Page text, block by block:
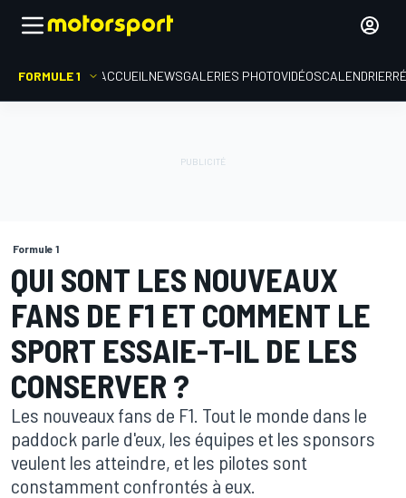
FORMULE 1 ACCUEIL NEWSGALERIES PHOTOVIDÉOSCALENDRIER
Formule 1
QUI SONT LES NOUVEAUX
FANS DE F1 ET COMMENT LE
SPORT ESSAIE-T-IL DE LES
CONSERVER ?
Les nouveaux fans de F1. Tout le monde dans le
paddock parle d'eux, les équipes et les sponsors
veulent les atteindre, et les pilotes sont
constamment confrontés à eux.